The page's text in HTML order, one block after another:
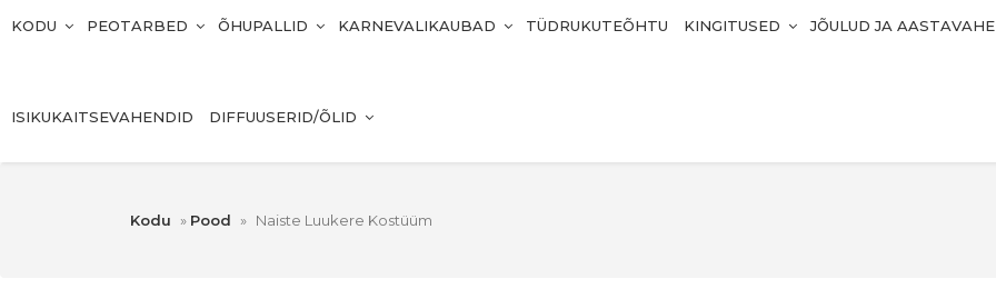
KODU PEOTARBED ÕHUPALLID KARNEVALIKAUBAD TÜDRUKUTEÕHTU KINGITUSED JÕULUD JA
ISIKUKAITSEVAHENDID DIFFUUSERID/ÕLID
Kodu » Pood » Naiste Luukere Kostüüm